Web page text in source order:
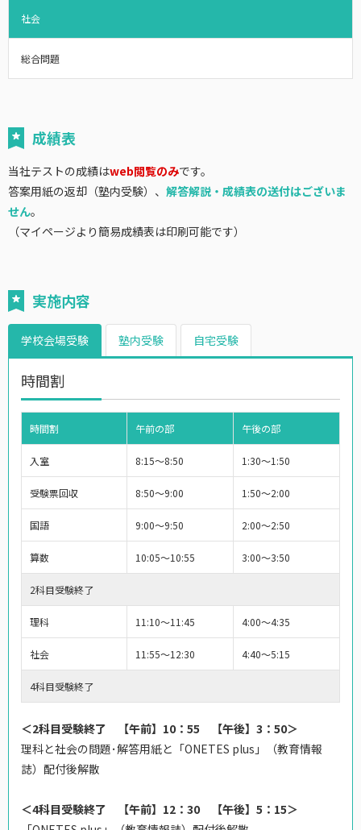
社会
総合問題
成績表
当社テストの成績はweb閲覧のみです。
答案用紙の返却（塾内受験）、 解答解説・成績表の送付はございま
せん。
（マイページより簡易成績表は印刷可能です）
実施内容
学校会場受験 塾内受験 自宅受験
時間割
時間割 午前の部 午後の部
入室 8:15～8:50 1:30～1:50
受験票回収 8:50～9:00 1:50～2:00
国語 9:00～9:50 2:00～2:50
算数 10:05～10:55 3:00～3:50
2科目受験終了
理科 11:10～11:45 4:00～4:35
社会 11:55～12:30 4:40～5:15
4科目受験終了
＜2科目受験終了 【午前】10：55 【午後】3：50＞
理科と社会の問題･解答用紙と「ONETES plus」（教育情報
誌）配付後解散
＜4科目受験終了 【午前】12：30 【午後】5：15＞